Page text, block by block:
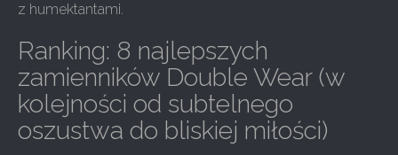
z humektantami.
Ranking: 8 najlepszych
zamienników Double Wear (w
kolejności od subtelnego
oszustwa do bliskiej miłości)